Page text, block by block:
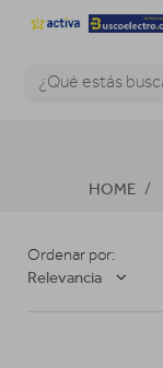
HOME
Ordenar por:
Relevancia